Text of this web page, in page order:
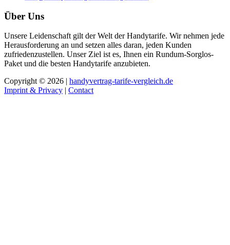
Über Uns
Unsere Leidenschaft gilt der Welt der Handytarife. Wir nehmen jede
Herausforderung an und setzen alles daran, jeden Kunden
zufriedenzustellen. Unser Ziel ist es, Ihnen ein Rundum-Sorglos-
Paket und die besten Handytarife anzubieten.
Copyright © 2026 | handyvertrag-tarife-vergleich.de
Imprint & Privacy | Contact